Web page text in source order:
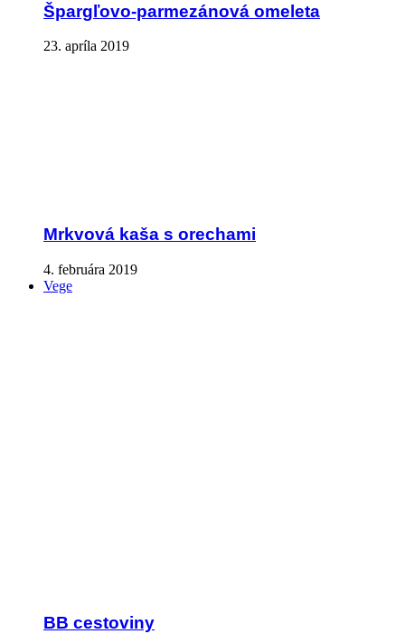
Špargľovo-parmezánová omeleta
23. apríla 2019
Mrkvová kaša s orechami
4. februára 2019
Vege
BB cestoviny